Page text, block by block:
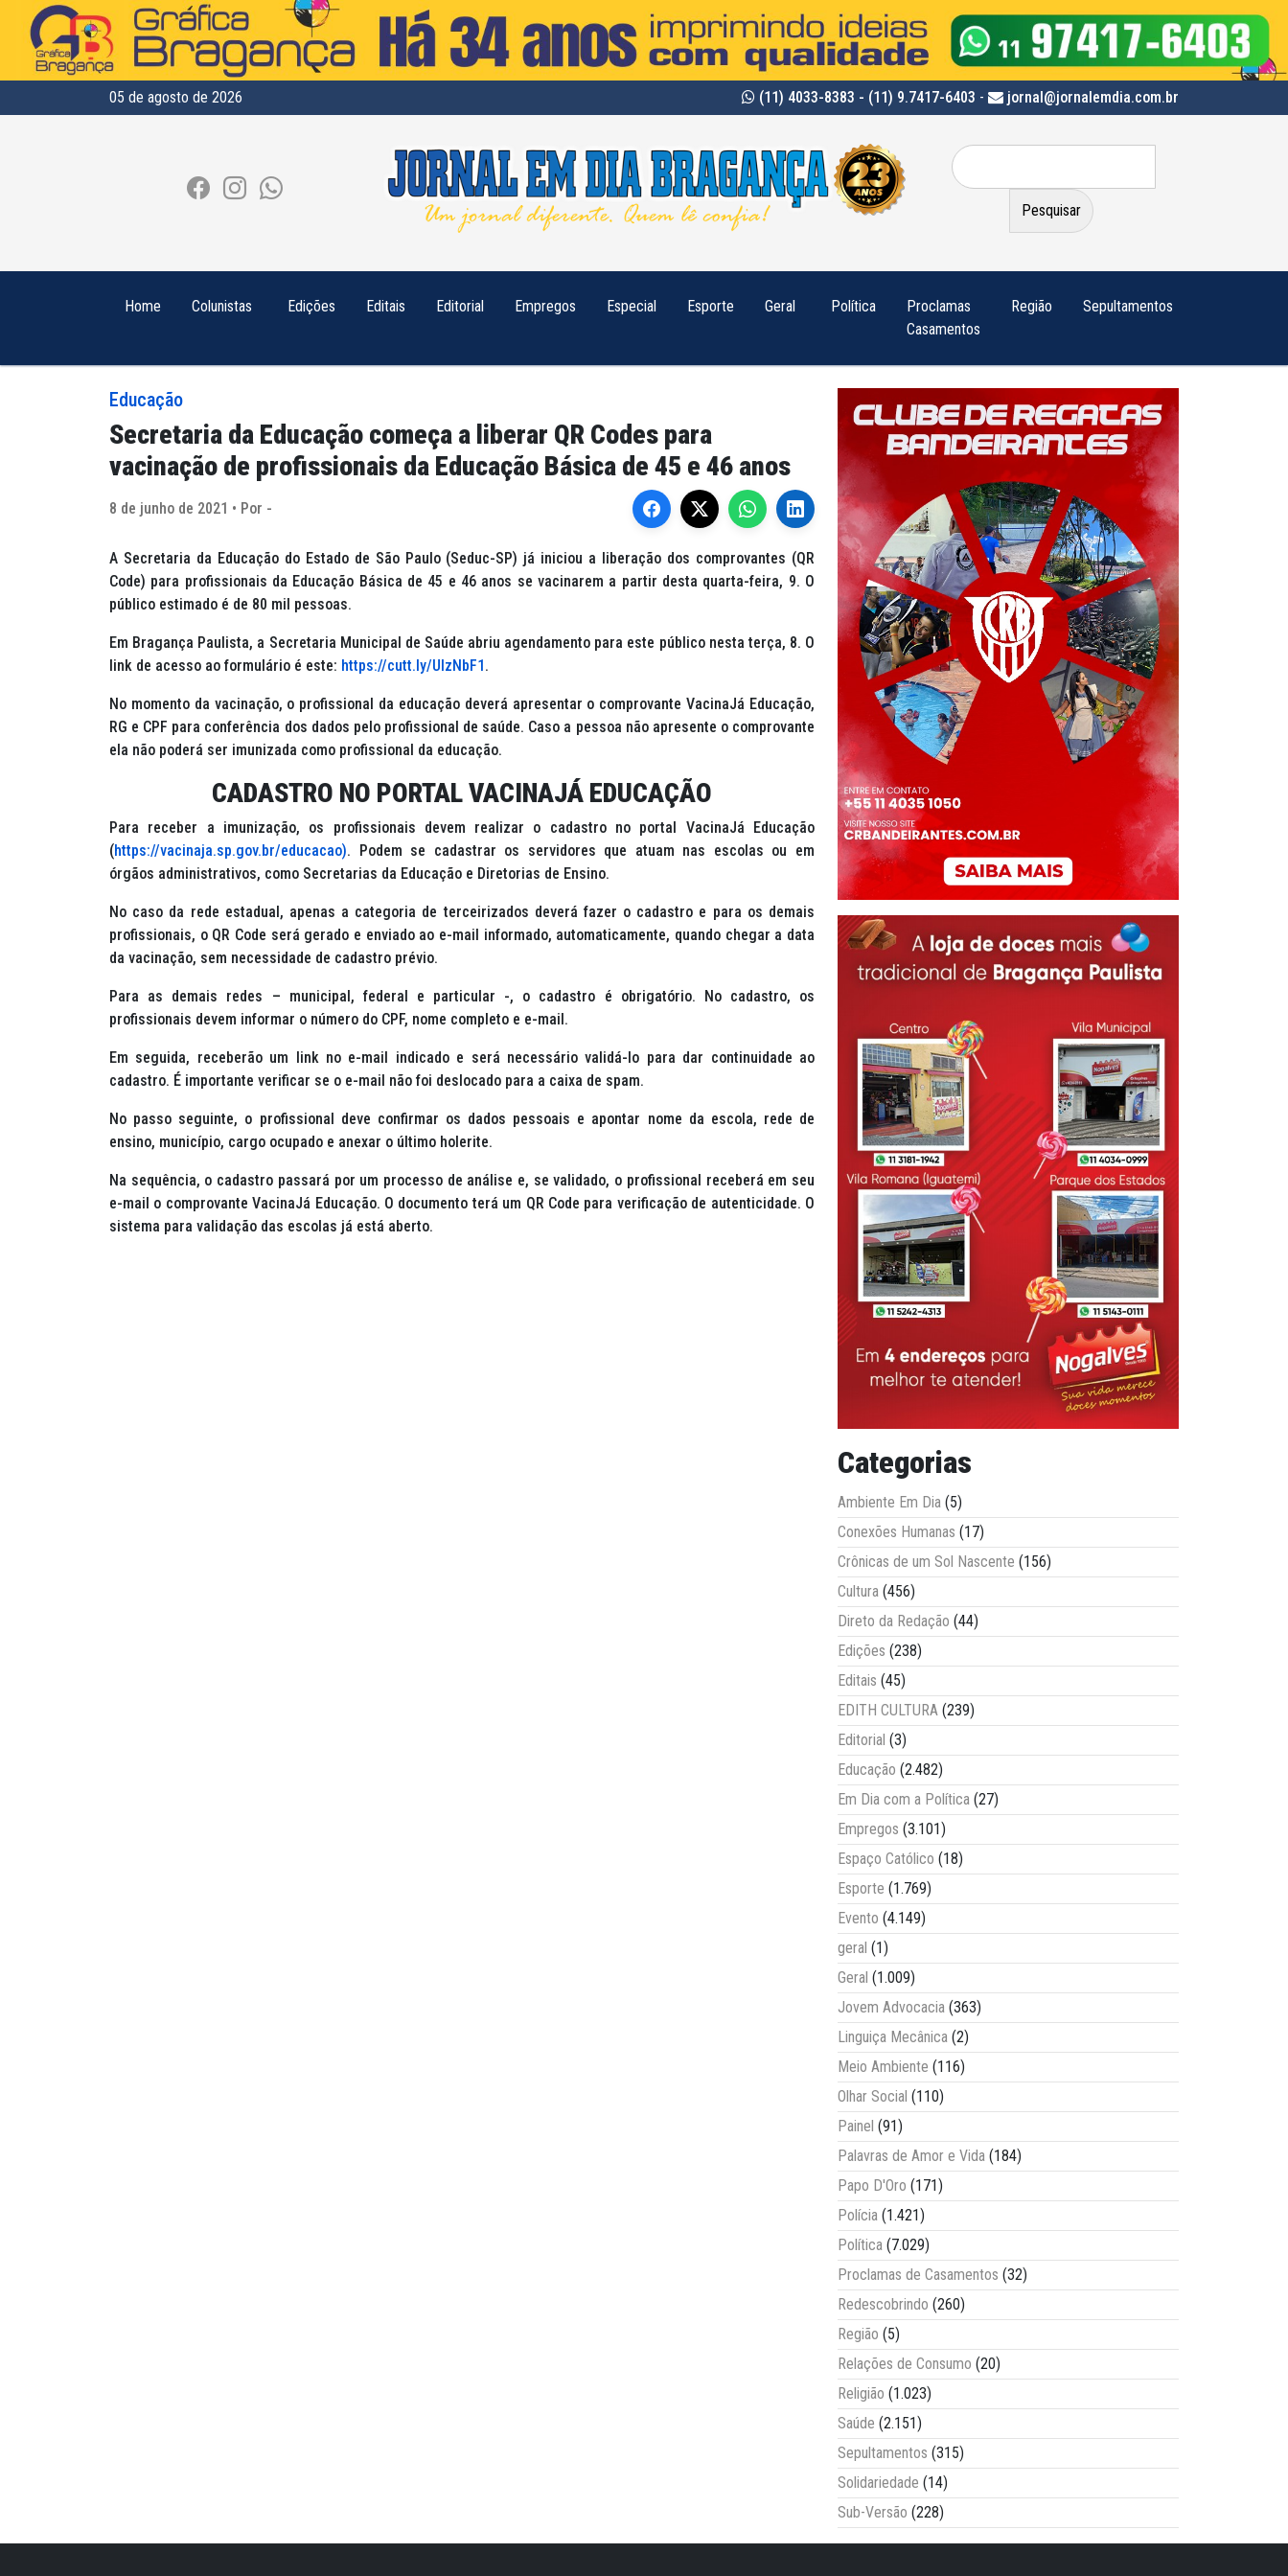
05 de agosto de 2026 (11) 4033-8383 - (11) 9.7417-6403 - jornal@jornalemdia.com.br
Pesquisar
por:
Home Colunistas Edições Editais Editorial Empregos Especial Esporte Geral Política
Proclamas
Casamentos
Região Sepultamentos
Educação
Secretaria da Educação começa a liberar QR Codes para
vacinação de profissionais da Educação Básica de 45 e 46 anos
8 de junho de 2021 • Por -
A Secretaria da Educação do Estado de São Paulo (Seduc-SP) já iniciou a liberação dos comprovantes (QR
Code) para profissionais da Educação Básica de 45 e 46 anos se vacinarem a partir desta quarta-feira, 9. O
público estimado é de 80 mil pessoas.
Em Bragança Paulista, a Secretaria Municipal de Saúde abriu agendamento para este público nesta terça, 8. O
link de acesso ao formulário é este: https://cutt.ly/UlzNbF1 .
No momento da vacinação, o profissional da educação deverá apresentar o comprovante VacinaJá Educação,
RG e CPF para conferência dos dados pelo profissional de saúde. Caso a pessoa não apresente o comprovante
ela não poderá ser imunizada como profissional da educação.
CADASTRO NO PORTAL VACINAJÁ EDUCAÇÃO
Para receber a imunização, os profissionais devem realizar o cadastro no portal VacinaJá Educação
(https://vacinaja.sp.gov.br/educacao). Podem se cadastrar os servidores que atuam nas escolas ou em
órgãos administrativos, como Secretarias da Educação e Diretorias de Ensino.
No caso da rede estadual, apenas a categoria de terceirizados deverá fazer o cadastro e para os demais
profissionais, o QR Code será gerado e enviado ao e-mail informado, automaticamente, quando chegar a data
da vacinação, sem necessidade de cadastro prévio.
Para as demais redes – municipal, federal e particular -, o cadastro é obrigatório. No cadastro, os
profissionais devem informar o número do CPF, nome completo e e-mail.
Em seguida, receberão um link no e-mail indicado e será necessário validá-lo para dar continuidade ao
cadastro. É importante verificar se o e-mail não foi deslocado para a caixa de spam.
No passo seguinte, o profissional deve confirmar os dados pessoais e apontar nome da escola, rede de
ensino, município, cargo ocupado e anexar o último holerite.
Na sequência, o cadastro passará por um processo de análise e, se validado, o profissional receberá em seu
e-mail o comprovante VacinaJá Educação. O documento terá um QR Code para verificação de autenticidade. O
sistema para validação das escolas já está aberto.
Categorias
Ambiente Em Dia (5)
Conexões Humanas (17)
Crônicas de um Sol Nascente (156)
Cultura (456)
Direto da Redação (44)
Edições (238)
Editais (45)
EDITH CULTURA (239)
Editorial (3)
Educação (2.482)
Em Dia com a Política (27)
Empregos (3.101)
Espaço Católico (18)
Esporte (1.769)
Evento (4.149)
geral (1)
Geral (1.009)
Jovem Advocacia (363)
Linguiça Mecânica (2)
Meio Ambiente (116)
Olhar Social (110)
Painel (91)
Palavras de Amor e Vida (184)
Papo D'Oro (171)
Polícia (1.421)
Política (7.029)
Proclamas de Casamentos (32)
Redescobrindo (260)
Região (5)
Relações de Consumo (20)
Religião (1.023)
Saúde (2.151)
Sepultamentos (315)
Solidariedade (14)
Sub-Versão (228)